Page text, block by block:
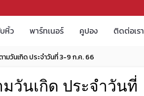
หิ้ว พาร์ทเนอร์ คูปอง ติดต่อเรา
มวันเกิด ประจำวันที่ 3-9 ก.ค. 66
วันเกิด ประจำวันที่